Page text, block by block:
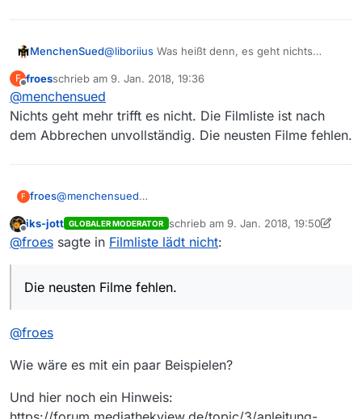
MenchenSued@liboriius Was heißt denn, es geht nichts
beschrieben oder friert die Oberfläche ein und
Was hast Du für ein System (OS, Größe des
Speichers), welche Java-Version ist installiert
und welche MV-Version ist vorher fehlerfrei
wenn das nicht mehr erzeugt werden kann,
dann mal in der Konsole den Befehl
jar ./MediathekView.jareingeben und die
Ausgaben hier anhängen.
F froesschrieb am 9. Jan. 2018, 19:36
zuletzt editiert von
@menchensued
Nichts geht mehr trifft es nicht. Die Filmliste ist nach
dem Abbrechen unvollständig. Die neusten Filme fehlen.
F froes@menchensued
Abbrechen unvollständig. Die neusten Filme fehlen.
Offline
iks-jott GLOBALER MODERATOR schrieb am 9. Jan. 2018, 19:50
zuletzt editiert von iks-jott1. Sept.
@froes sagte in Filmliste lädt nicht:
Die neusten Filme fehlen.
@froes
Wie wäre es mit ein paar Beispielen?
Und hier noch ein Hinweis: